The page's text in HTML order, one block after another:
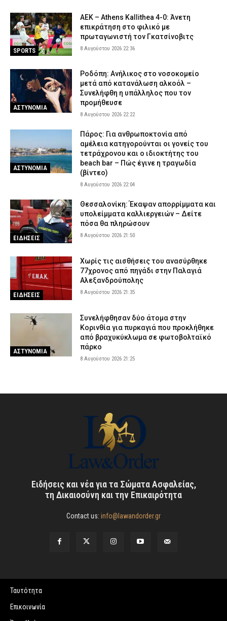
SPORTS
ΑΕΚ – Athens Kallithea 4-0: Άνετη
επικράτηση στο φιλικό με
πρωταγωνιστή τον Γκατσίνοβιτς
8 Αυγούστου 2026 22:36
ΑΣΤΥΝΟΜΙΑ
Ροδόπη: Ανήλικος στο νοσοκομείο
μετά από κατανάλωση αλκοόλ –
Συνελήφθη η υπάλληλος που τον
προμήθευσε
8 Αυγούστου 2026 22:22
ΑΣΤΥΝΟΜΙΑ
Πάρος: Για ανθρωποκτονία από
αμέλεια κατηγορούνται οι γονείς του
τετράχρονου και ο ιδιοκτήτης του
beach bar – Πώς έγινε η τραγωδία
(βίντεο)
8 Αυγούστου 2026 22:04
ΕΙΔΗΣΕΙΣ
Θεσσαλονίκη: Έκαψαν απορρίμματα και
υπολείμματα καλλιεργειών – Δείτε
πόσα θα πληρώσουν
8 Αυγούστου 2026 21:50
ΕΙΔΗΣΕΙΣ
Χωρίς τις αισθήσεις του ανασύρθηκε
77χρονος από πηγάδι στην Παλαγιά
Αλεξανδρούπολης
8 Αυγούστου 2026 21:35
ΑΣΤΥΝΟΜΙΑ
Συνελήφθησαν δύο άτομα στην
Κορινθία για πυρκαγιά που προκλήθηκε
από βραχυκύκλωμα σε φωτοβολταϊκό
πάρκο
8 Αυγούστου 2026 21:25
Ειδήσεις και νέα για τα Σώματα Ασφαλείας,
τη Δικαιοσύνη και την Επικαιρότητα
Contact us: info@lawandorder.gr
Ταυτότητα
Επικοινωνία